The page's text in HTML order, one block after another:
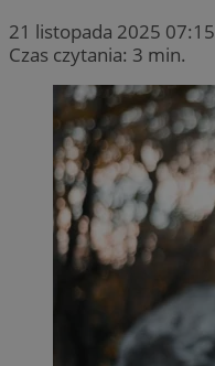
21 listopada 2025 07:15
Czas czytania: 3 min.